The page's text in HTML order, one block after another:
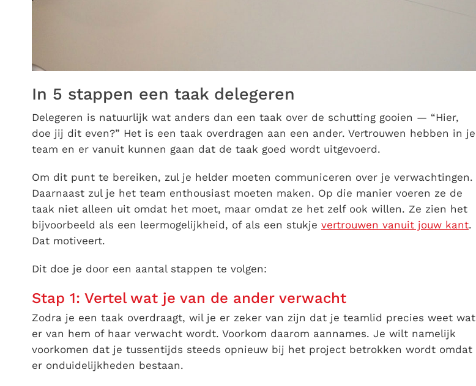
In 5 stappen een taak delegeren
Delegeren is natuurlijk wat anders dan een taak over de schutting gooien — “Hier,
doe jij dit even?” Het is een taak overdragen aan een ander. Vertrouwen hebben in je
team en er vanuit kunnen gaan dat de taak goed wordt uitgevoerd.
Om dit punt te bereiken, zul je helder moeten communiceren over je verwachtingen.
Daarnaast zul je het team enthousiast moeten maken. Op die manier voeren ze de
taak niet alleen uit omdat het moet, maar omdat ze het zelf ook willen. Ze zien het
bijvoorbeeld als een leermogelijkheid, of als een stukje vertrouwen vanuit jouw kant.
Dat motiveert.
Dit doe je door een aantal stappen te volgen:
Stap 1: Vertel wat je van de ander verwacht
Zodra je een taak overdraagt, wil je er zeker van zijn dat je teamlid precies weet wat
er van hem of haar verwacht wordt. Voorkom daarom aannames. Je wilt namelijk
voorkomen dat je tussentijds steeds opnieuw bij het project betrokken wordt omdat
er onduidelijkheden bestaan.